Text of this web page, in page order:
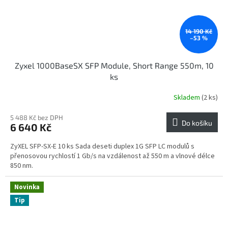
14 190 Kč
–53 %
Zyxel 1000BaseSX SFP Module, Short Range 550m, 10
ks
Skladem (2 ks)
5 488 Kč bez DPH
6 640 Kč Do košíku
ZyXEL SFP-SX-E 10 ks Sada deseti duplex 1G SFP LC modulů s
přenosovou rychlostí 1 Gb/s na vzdálenost až 550 m a vlnové délce
850 nm.
Novinka
Tip